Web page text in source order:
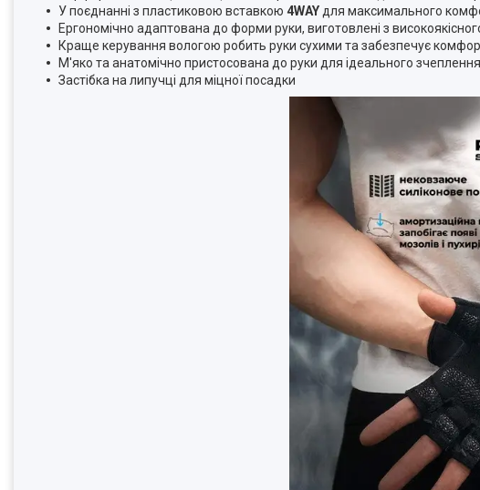
У поєднанні з пластиковою вставкою 4WAY для максимального
Ергономічно адаптована до форми руки, виготовлені з
Краще керування вологою робить руки сухими та забезпечує
М'яко та анатомічно пристосована до руки для ідеального зчеплення
Застібка на липучці для міцної посадки